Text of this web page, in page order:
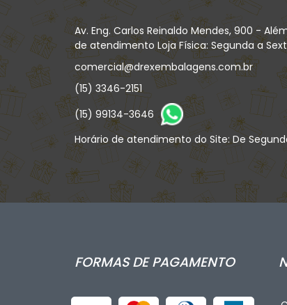
Av. Eng. Carlos Reinaldo Mendes, 900 -
de atendimento Loja Física: Segunda a
comercial@drexembalagens.com.br
(15) 3346-2151
(15) 99134-3646
Horário de atendimento do Site: De
FORMAS DE PAGAMENTO